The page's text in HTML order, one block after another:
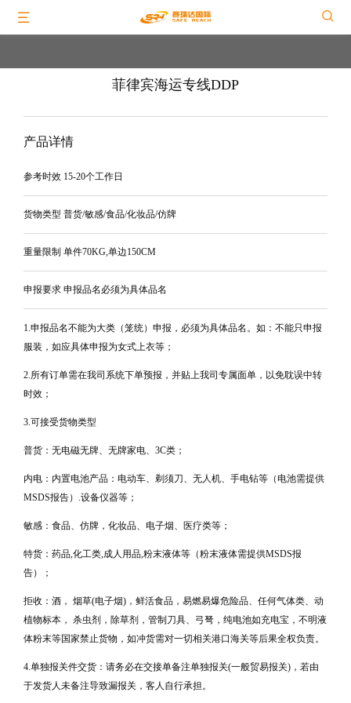
菲律宾海运专线DDP
产品详情
参考时效 15-20个工作日
货物类型 普货/敏感/食品/化妆品/仿牌
重量限制 单件70KG,单边150CM
申报要求 申报品名必须为具体品名
1.申报品名不能为大类（笼统）申报，必须为具体品名。如：不能只申报
服装，如应具体申报为女式上衣等；
2.所有订单需在我司系统下单预报，并贴上我司专属面单，以免耽误中转
时效；
3.可接受货物类型
普货：无电磁无牌、无牌家电、3C类；
内电：内置电池产品：电动车、剃须刀、无人机、手电钻等（电池需提供
MSDS报告）.设备仪器等；
敏感：食品、仿牌，化妆品、电子烟、医疗类等；
特货：药品,化工类,成人用品,粉末液体等（粉末液体需提供MSDS报
告）；
拒收：酒， 烟草(电子烟)，鲜活食品，易燃易爆危险品、任何气体类、动
植物标本， 杀虫剂，除草剂，管制刀具、弓弩，纯电池如充电宝，不明液
体粉末等国家禁止货物，如冲货需对一切相关港口海关等后果全权负责。
4.单独报关件交货：请务必在交接单备注单独报关(一般贸易报关)，若由
于发货人未备注导致漏报关，客人自行承担。